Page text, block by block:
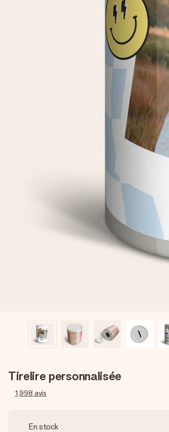
Tirelire personnalisée
1,998 avis
En stock